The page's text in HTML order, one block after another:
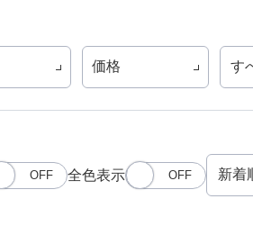
価格 す
全色表示